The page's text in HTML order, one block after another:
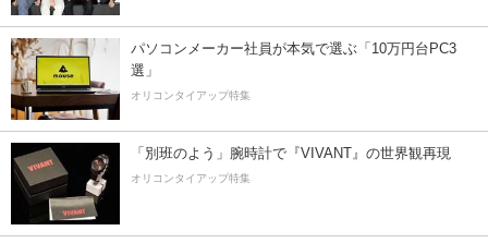
パソコンメーカー社員が本気で選ぶ「10万円台PC3
選」
オリコンタイアップ特集
「別班のよう」腕時計で『VIVANT』の世界観再現
オリコンタイアップ特集